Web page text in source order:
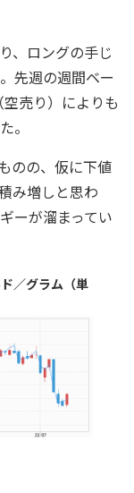
、ロングの手じ
先週の週間ベー
売り）によりも
。
のの、仮に下値
み増しと思わ
ーが溜まってい
／グラム（単